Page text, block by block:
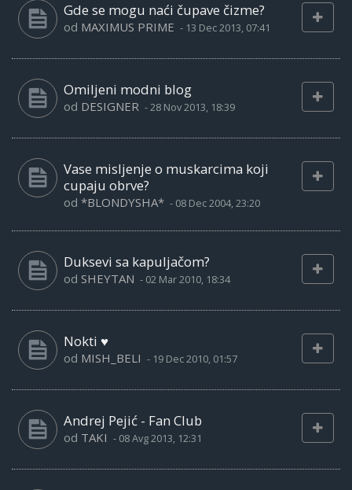
Gde se mogu naći čupave čizme?
od MAXIMUS PRIME - 13 Dec 2013, 07:41
Omiljeni modni blog
od DESIGNER -28 Nov 2013, 18:39
Vase misljenje o muskarcima koji
cupaju obrve?
od *BLONDYSHA* - 08 Dec 2004, 23:20
Duksevi sa kapuljačom?
od SHEYTAN - 02 Mar 2010, 18:34
Nokti ♥
od MISH_BELI - 19 Dec 2010, 01:57
Andrej Pejić - Fan Club
od TAKI - 08 Avg 2013, 12:31